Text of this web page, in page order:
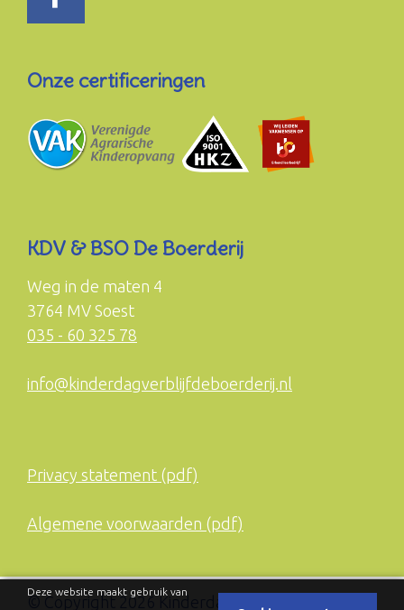
Onze certificeringen
KDV & BSO De Boerderij
Weg in de maten 4
3764 MV Soest
035 - 60 325 78
info@kinderdagverblijfdeboerderij.nl
Privacy statement (pdf)
Algemene voorwaarden (pdf)
© Copyright 2026 Kinderdagverblijf De
Deze website maakt gebruik van